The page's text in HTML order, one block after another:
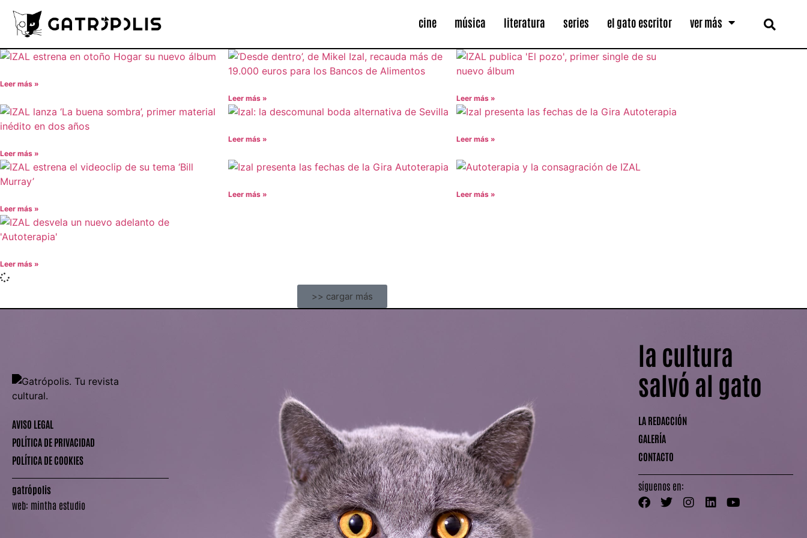
cine música literatura series el gato escritor ver más
Leer más »
Leer más »
Leer más »
Leer más »
Leer más » Leer más »
Leer más »
Leer más » Leer más »
Leer más »
>> cargar más
AVISO LEGAL
POLÍTICA DE PRIVACIDAD
POLÍTICA DE COOKIES
gatrópolis
web: mintha estudio
la cultura
salvó al gato
LA REDACCIÓN
GALERÍA
CONTACTO
síguenos en: